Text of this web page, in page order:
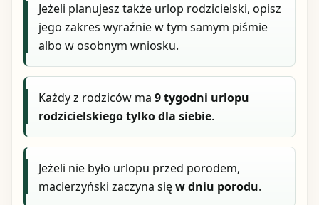
Jeżeli planujesz także urlop rodzicielski, opisz
jego zakres wyraźnie w tym samym piśmie
albo w osobnym wniosku.
Każdy z rodziców ma9 tygodni urlopu
rodzicielskiego tylko dla siebie.
Jeżeli nie było urlopu przed porodem,
macierzyński zaczyna sięw dniu porodu.